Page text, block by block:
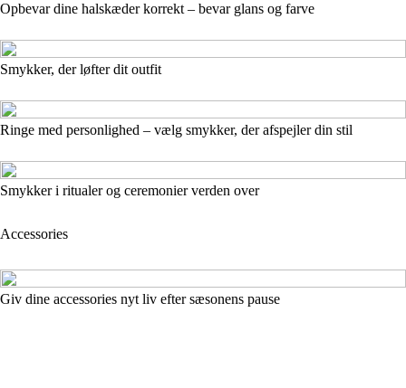
Opbevar dine halskæder korrekt – bevar glans og farve
Smykker, der løfter dit outfit
Ringe med personlighed – vælg smykker, der afspejler din stil
Smykker i ritualer og ceremonier verden over
Accessories
Giv dine accessories nyt liv efter sæsonens pause